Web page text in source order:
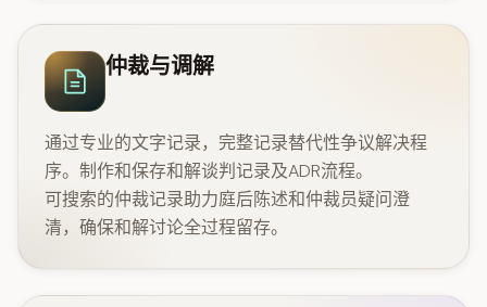
仲裁与调解
通过专业的文字记录，完整记录替代性争议解决程
序。制作和保存和解谈判记录及ADR流程。
可搜索的仲裁记录助力庭后陈述和仲裁员疑问澄
清，确保和解讨论全过程留存。